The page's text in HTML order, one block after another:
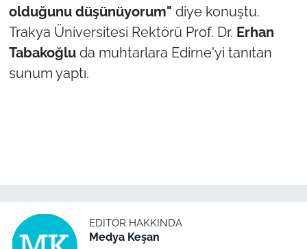
olduğunu düşünüyorum" diye konuştu.
Trakya Üniversitesi Rektörü Prof. Dr. Erhan
Tabakoğluda muhtarlara Edirne'yi tanıtan
sunum yaptı.
EDITÖR HAKKINDA
Medya Keşan